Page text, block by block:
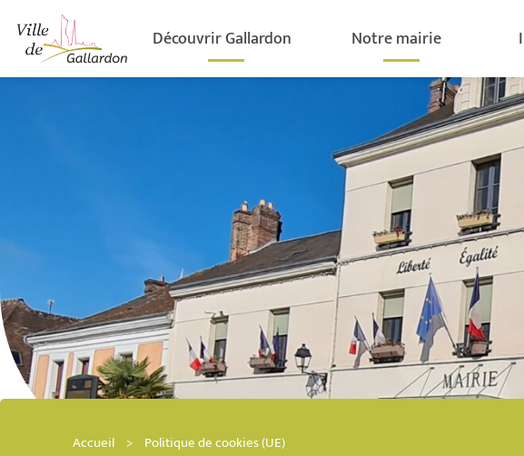
principal
Découvrir Gallardon Notre mairie
Accueil > Politique de cookies (UE)